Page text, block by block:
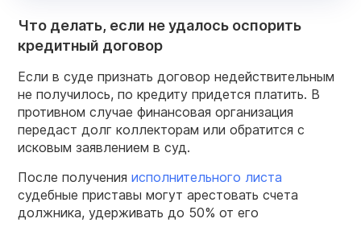
Что делать, если не удалось оспорить
кредитный договор
Если в суде признать договор недействительным
не получилось, по кредиту придется платить. В
противном случае финансовая организация
передаст долг коллекторам или обратится с
исковым заявлением в суд.
После получения исполнительного листа
судебные приставы могут арестовать счета
должника, удерживать до 50% от его